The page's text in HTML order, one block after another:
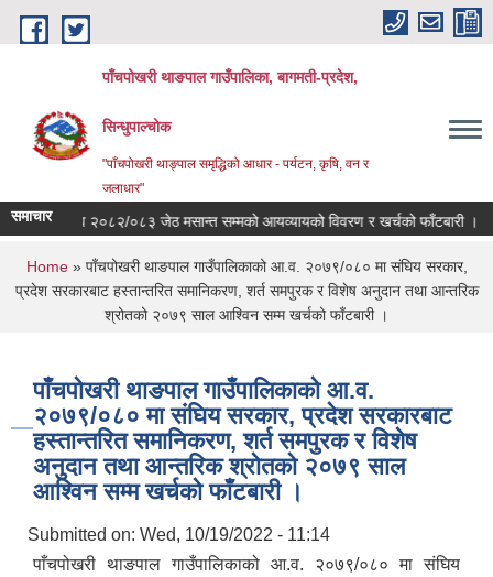
Skip to main content
पाँचपोखरी थाङपाल गाउँपालिका, बागमती-प्रदेश,
सिन्धुपाल्चोक
"पाँचपोखरी थाङ्पाल समृद्धिको आधार - पर्यटन, कृषि, वन र
जलाधार"
समाचार
आ.व २०८२/०८३ जेठ मसान्त सम्मको आयव्यायको विवरण र खर्चको फाँटबारी ।
You are here
Home» पाँचपोखरी थाङपाल गाउँपालिकाको आ.व. २०७९/०८० मा संघिय सरकार,
प्रदेश सरकारबाट हस्तान्तरित समानिकरण, शर्त समपुरक र विशेष अनुदान तथा आन्तरिक
श्रोतको २०७९ साल आश्‍विन सम्म खर्चको फाँटबारी ।
पाँचपोखरी थाङपाल गाउँपालिकाको आ.व.
२०७९/०८० मा संघिय सरकार, प्रदेश सरकारबाट
हस्तान्तरित समानिकरण, शर्त समपुरक र विशेष
अनुदान तथा आन्तरिक श्रोतको २०७९ साल
आश्‍विन सम्म खर्चको फाँटबारी ।
Submitted on: Wed, 10/19/2022 - 11:14
पाँचपोखरी थाङपाल गाउँपालिकाको आ.व. २०७९/०८० मा संघिय